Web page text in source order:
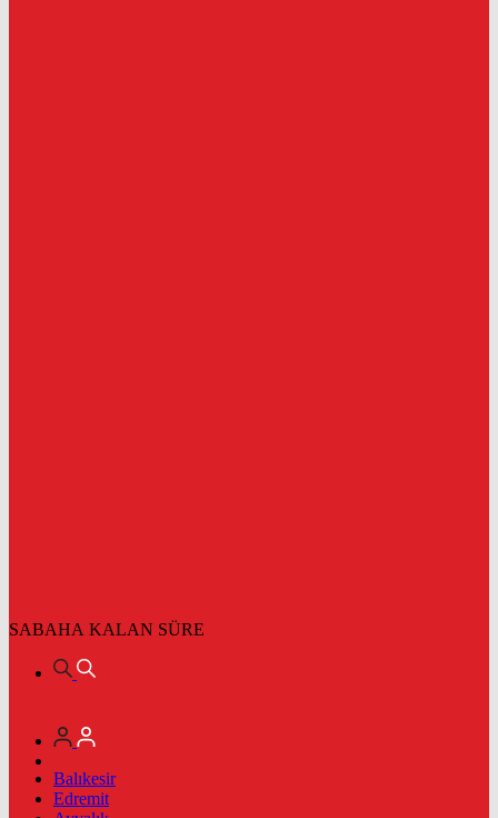
SABAHA KALAN SÜRE
Balıkesir
Edremit